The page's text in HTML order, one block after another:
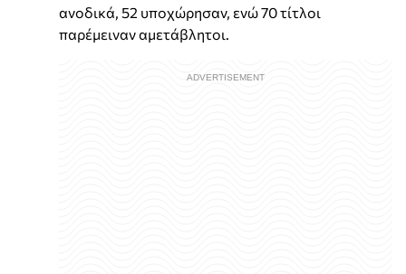
ανοδικά, 52 υποχώρησαν, ενώ 70 τίτλοι
παρέμειναν αμετάβλητοι.